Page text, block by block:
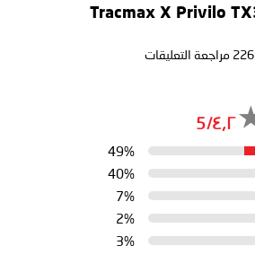
226 مراجعة التعليقات
٤٫٢/5
49%
40%
7%
2%
3%